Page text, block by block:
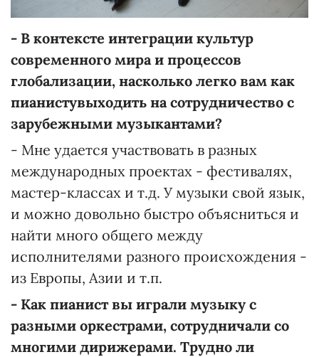
- В контексте интеграции культур
современного мираи процессов
глобализации, насколько легко вам как
пианистувыходить на сотрудничество с
зарубежными музыкантами?
- Мне удается участвовать в разных
международных проектах - фестивалях,
мастер-классах и т.д. У музыки свой язык,
и можно довольно быстро объясниться и
найти много общего между
исполнителями разного происхождения -
из Европы, Азии и т.п.
- Как пианист вы играли музыку с
разными оркестрами, сотрудничали со
многими дирижерами. Трудно ли